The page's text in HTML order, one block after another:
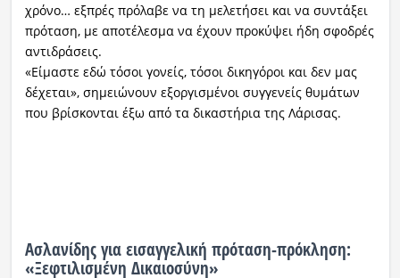
χρόνο… εξπρές πρόλαβε να τη μελετήσει και να συντάξει
πρόταση, με αποτέλεσμα να έχουν προκύψει ήδη σφοδρές
αντιδράσεις.
«Είμαστε εδώ τόσοι γονείς, τόσοι δικηγόροι και δεν μας
δέχεται», σημειώνουν εξοργισμένοι συγγενείς θυμάτων
που βρίσκονται έξω από τα δικαστήρια της Λάρισας.
Ασλανίδης για εισαγγελική πρόταση-πρόκληση:
«Ξεφτιλισμένη Δικαιοσύνη»